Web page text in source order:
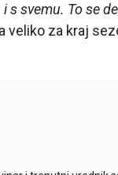
s svemu. To se
veliko za kraj